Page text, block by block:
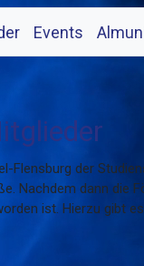
Events
Flensburg der
Nachdem dann die
ist. Hierzu gibt